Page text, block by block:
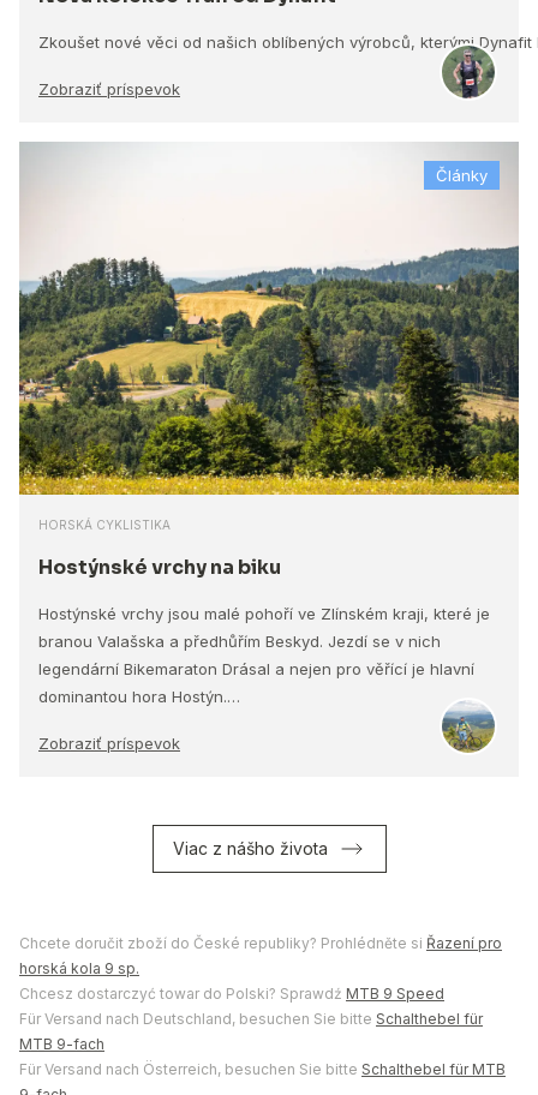
Zkoušet nové věci od našich oblíbených výrobců, kterými
Zobraziť príspevok
Články
HORSKÁ CYKLISTIKA
Hostýnské vrchy na biku
Hostýnské vrchy jsou malé pohoří ve Zlínském kraji, které je
branou Valašska a předhůřím Beskyd. Jezdí se v nich
legendární Bikemaraton Drásal a nejen pro věřící je hlavní
dominantou hora Hostýn.…
Zobraziť príspevok
Viac z nášho života
Chcete doručit zboží do České republiky? Prohlédněte si Řazení pro
horská kola 9 sp.
Chcesz dostarczyć towar do Polski? Sprawdź MTB 9 Speed
Für Versand nach Deutschland, besuchen Sie bitte Schalthebel für
MTB 9-fach
Für Versand nach Österreich, besuchen Sie bitte Schalthebel für MTB